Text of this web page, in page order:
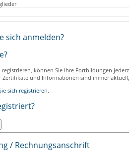
sich anmelden?
registrieren, können Sie Ihre Fortbildungen
Zertifikate und Informationen sind immer
sich registrieren.
/ Rechnungsanschrift